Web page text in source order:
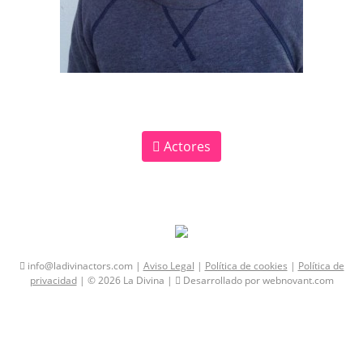
Actores
info@ladivinactors.com | Aviso Legal | Política de cookies | Política de
privacidad| © 2026 La Divina | Desarrollado por webnovant.com